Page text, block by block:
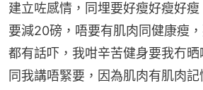
建立咗感情，同埋要好瘦好瘦好
要減20磅，唔要有肌肉同健康瘦
都有話吓，我咁辛苦健身要我冇
同我講唔緊要，因為肌肉有肌肉